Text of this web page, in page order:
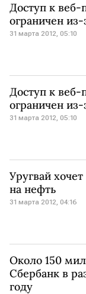
Доступ к
ограничен
31 марта 2012, 05:10
Доступ к
ограничен
31 марта 2012, 05:10
Уругвай
на нефть
31 марта 2012, 04:16
Около 150
Сбербанк в
году